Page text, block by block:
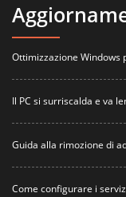
Ottimizzazione
Il PC si surriscalda e va
Guida alla rimozione di
Come configurare i